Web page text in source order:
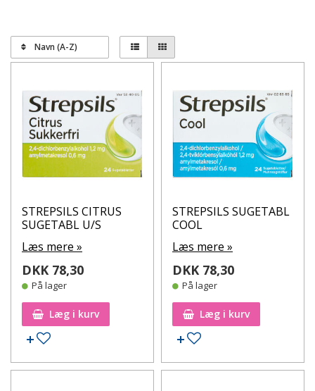
Link til pligttekster
på produktet.
Navn (A-Z)
STREPSILS CITRUS
SUGETABL U/S
Læs mere »
DKK 78,30
På lager
Læg i kurv
Tilføj til ønskeseddel
STREPSILS SUGETABL
COOL
Læs mere »
DKK 78,30
På lager
Læg i kurv
Tilføj til ønskeseddel